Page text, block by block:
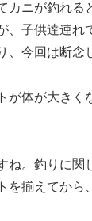
カニが釣れる
、子供達連れ
、今回は断念
が体が大きく
ね。釣りに関
を揃えてから